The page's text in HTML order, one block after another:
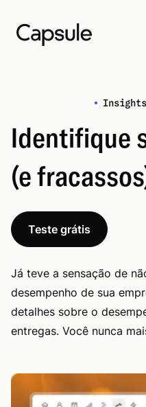
Identifique
(e
Teste grátis
Já teve a sensação de
desempenho de sua
detalhes sobre o
entregas. Você nunca